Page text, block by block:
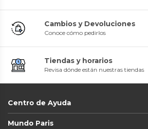
Cambios y Devoluciones
Conoce cómo pedirlos
Tiendas y horarios
Revisa dónde están nuestras tiendas
Centro de Ayuda
Mundo Paris